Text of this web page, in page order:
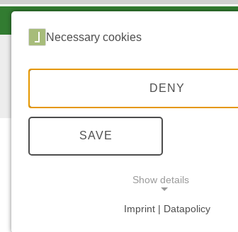
...
Necessary cookies
DENY
SAVE
Show details
Imprint | Datapolicy